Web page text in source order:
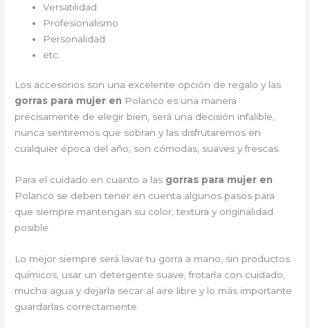
Versatilidad
Profesionalismo
Personalidad
etc.
Los accesorios son una excelente opción de regalo y las
gorras para mujer en Polanco es una manera
precisamente de elegir bien, será una decisión infalible,
nunca sentiremos que sobran y las disfrutaremos en
cualquier época del año, son cómodas, suaves y frescas.
Para el cuidado en cuanto a las gorras para mujer en
Polanco se deben tener en cuenta algunos pasos para
que siempre mantengan su color, textura y originalidad
posible.
Lo mejor siempre será lavar tu gorra a mano, sin productos
químicos, usar un detergente suave, frotarla con cuidado,
mucha agua y dejarla secar al aire libre y lo más importante
guardarlas correctamente.